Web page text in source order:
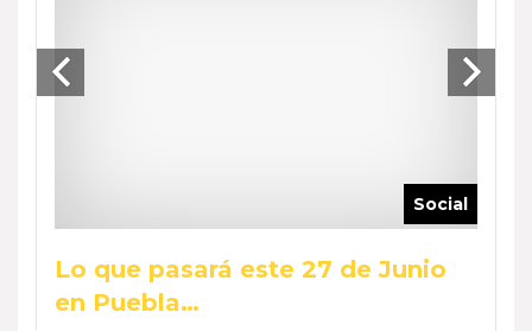
Social
Lo que pasará este 27 de Junio
en Puebla…